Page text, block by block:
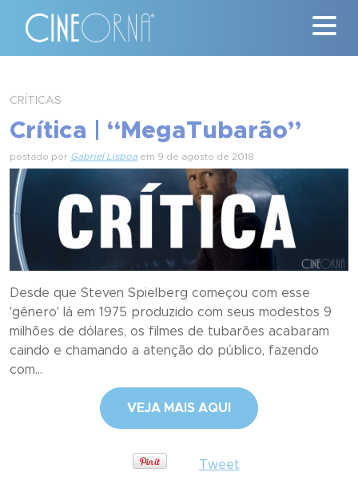
News
#ClássicosCineOrna
Quem Somos
Nossa História
CRÍTICAS
Crítica | “MegaTubarão”
postado por Gabriel Lisboa em 9 de agosto de 2018
Desde que Steven Spielberg começou com esse
'gênero' lá em 1975 produzido com seus modestos 9
milhões de dólares, os filmes de tubarões acabaram
caindo e chamando a atenção do público, fazendo
com...
VEJA MAIS AQUI
Tweet